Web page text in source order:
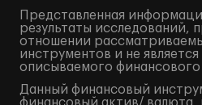
Представленная
результаты исследований,
отношении
инструментов и не
описываемого
Данный финансовый